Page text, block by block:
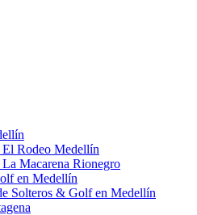
Rodeo Medellín
Macarena Rionegro
en Medellín
Solteros & Golf en Medellín